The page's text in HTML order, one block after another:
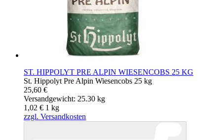
ST. HIPPOLYT PRE ALPIN WIESENCOBS 25 KG
St. Hippolyt Pre Alpin Wiesencobs 25 kg
25,60 €
Versandgewicht: 25.30 kg
1,02 € 1 kg
zzgl. Versandkosten